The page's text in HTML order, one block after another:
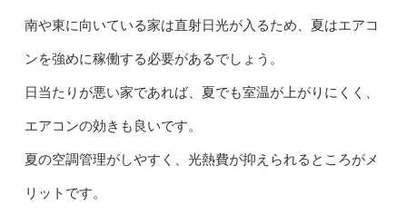
南や東に向いている家は直射日光が入るため、夏はエアコ
ンを強めに稼働する必要があるでしょう。
日当たりが悪い家であれば、夏でも室温が上がりにくく、
エアコンの効きも良いです。
夏の空調管理がしやすく、光熱費が抑えられるところがメ
リットです。